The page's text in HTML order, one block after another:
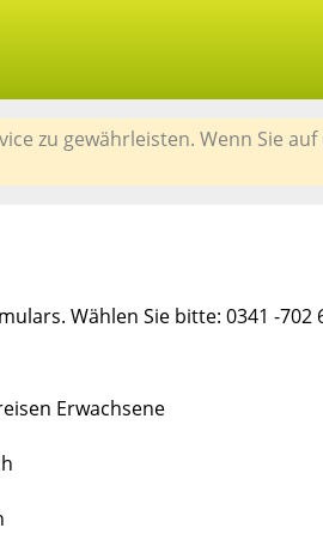
zu gewährleisten. Wenn Sie
Wählen Sie bitte: 0341 -
Erwachsene